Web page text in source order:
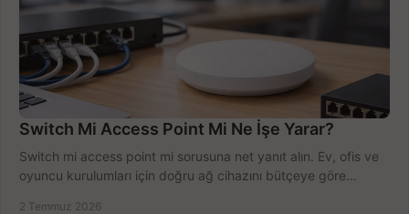
Switch Mi Access Point Mi Ne İşe Yarar?
Switch mi access point mi sorusuna net yanıt alın. Ev, ofis ve
oyuncu kurulumları için doğru ağ cihazını bütçeye göre
2 Temmuz 2026